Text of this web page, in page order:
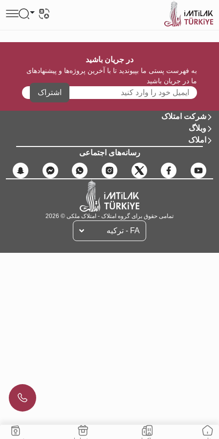
در جریان باشید
به فهرست پستی ما بپیوندید تا با آخرین پروژه‌ها و پیشنهادهای
ما در جریان باشید
اشتراک
شرکت امتلاک
وبلاگ
املاک
رسانه‌های اجتماعی
تمامی حقوق برای گروه امتلاک - امتلاک ملکی © 2026
FA - تركيه